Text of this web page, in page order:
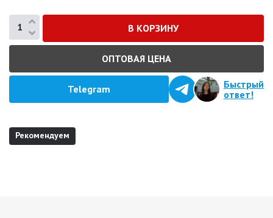
ОПТОВАЯ ЦЕНА
Telegram
Быстрый
ответ!
Рекомендуем